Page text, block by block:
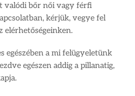
valódi bőr női vagy férfi
kérjük, vegye fel
elérhetőségeinken.
egészében a mi felügyeletünk
egészen addig a pillanatig,